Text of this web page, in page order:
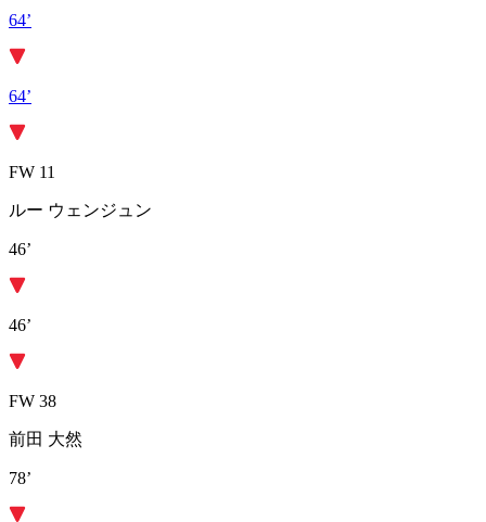
64’
64’
FW 11
ルー ウェンジュン
46’
46’
FW 38
前田 大然
78’